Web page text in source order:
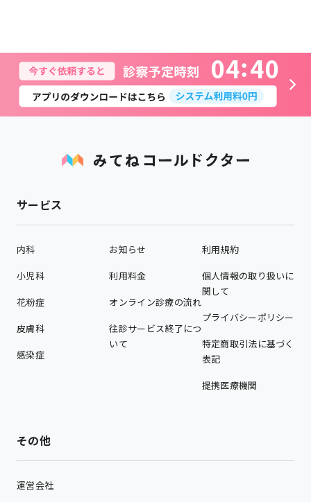
04 40
サービス
内科
小児科
花粉症
皮膚科
感染症
お知らせ
利用料金
オンライン診療の流れ
往診サービス終了につ
いて
利用規約
個人情報の取り扱いに
関して
プライバシーポリシー
特定商取引法に基づく
表記
提携医療機関
その他
運営会社